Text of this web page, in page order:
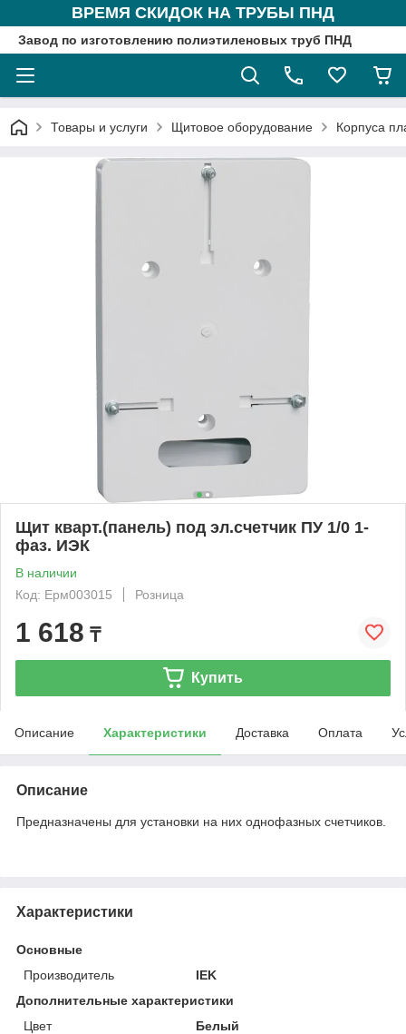
ВРЕМЯ СКИДОК НА ТРУБЫ ПНД
Завод по изготовлению полиэтиленовых труб ПНД
Товары и услуги Щитовое оборудование Корпуса
Щит кварт.(панель) под эл.счетчик ПУ 1/0 1-
фаз. ИЭК
В наличии
Код: Ерм003015
Розница
1 618 ₸
Купить
Описание Характеристики Доставка Оплата
Описание
Предназначены для установки на них однофазных счетчиков.
Характеристики
Основные
Производитель
IEK
Дополнительные характеристики
Цвет
Белый